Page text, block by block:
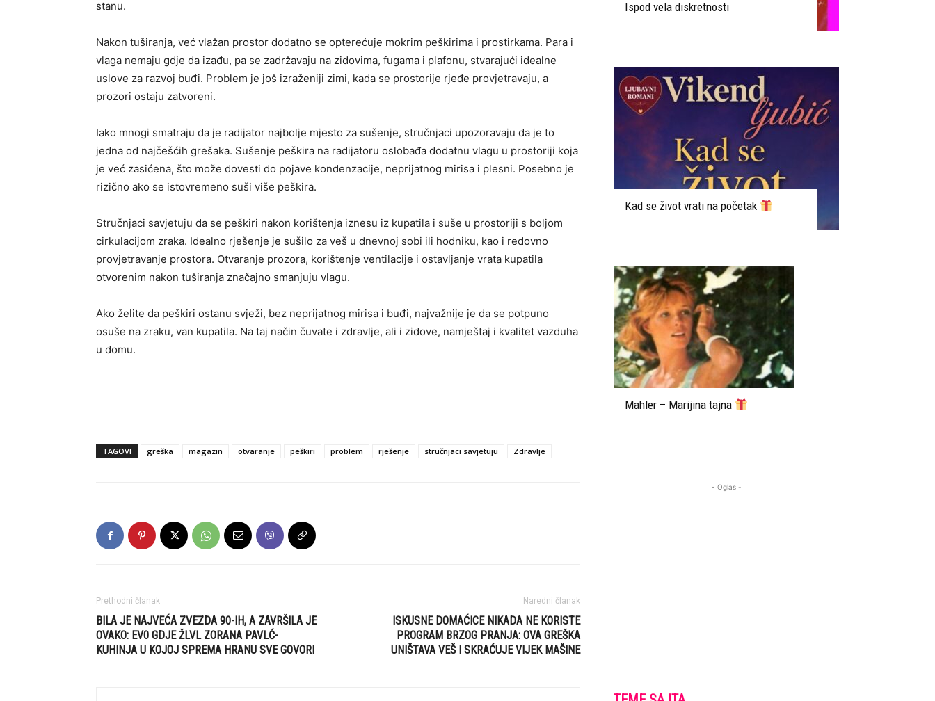
stanu.
Nakon tuširanja, već vlažan prostor dodatno se opterećuje mokrim peškirima i prostirkama. Para i
vlaga nemaju gdje da izađu, pa se zadržavaju na zidovima, fugama i plafonu, stvarajući idealne
uslove za razvoj buđi. Problem je još izraženiji zimi, kada se prostorije rjeđe provjetravaju, a
prozori ostaju zatvoreni.
Iako mnogi smatraju da je radijator najbolje mjesto za sušenje, stručnjaci upozoravaju da je to
jedna od najčešćih grešaka. Sušenje peškira na radijatoru oslobađa dodatnu vlagu u prostoriji koja
je već zasićena, što može dovesti do pojave kondenzacije, neprijatnog mirisa i plesni. Posebno je
rizično ako se istovremeno suši više peškira.
Stručnjaci savjetuju da se peškiri nakon korištenja iznesu iz kupatila i suše u prostoriji s boljom
cirkulacijom zraka. Idealno rješenje je sušilo za veš u dnevnoj sobi ili hodniku, kao i redovno
provjetravanje prostora. Otvaranje prozora, korištenje ventilacije i ostavljanje vrata kupatila
otvorenim nakon tuširanja značajno smanjuju vlagu.
Ako želite da peškiri ostanu svježi, bez neprijatnog mirisa i buđi, najvažnije je da se potpuno
osuše na zraku, van kupatila. Na taj način čuvate i zdravlje, ali i zidove, namještaj i kvalitet vazduha
u domu.
TAGOVI greška magazin otvaranje peškiri problem rješenje stručnjaci savjetuju Zdravlje
Prethodni članak
BILA JE NAJVEĆA ZVEZDA 90-IH, A ZAVRŠILA JE
OVAKO: EV0 GDJE ŽLVL ZORANA PAVLĆ-
KUHINJA U KOJOJ SPREMA HRANU SVE GOVORI
Naredni članak
ISKUSNE DOMAĆICE NIKADA NE KORISTE
PROGRAM BRZOG PRANJA: OVA GREŠKA
UNIŠTAVA VEŠ I SKRAĆUJE VIJEK MAŠINE
Ispod vela diskretnosti
Kad se život vrati na početak
Mahler – Marijina tajna
- Oglas -